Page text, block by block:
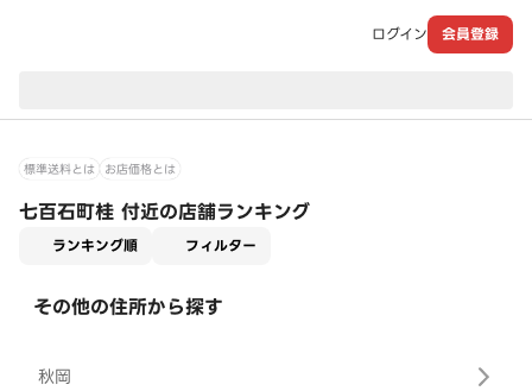
ログイン 会員登録
標準送料とは お店価格とは
七百石町桂 付近の店舗ランキング
ランキング順 フィルター
その他の住所から探す
秋岡